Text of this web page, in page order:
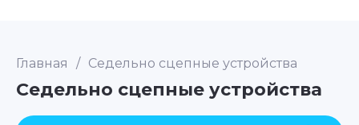
Главная / Седельно сцепные устройства
Седельно сцепные устройства